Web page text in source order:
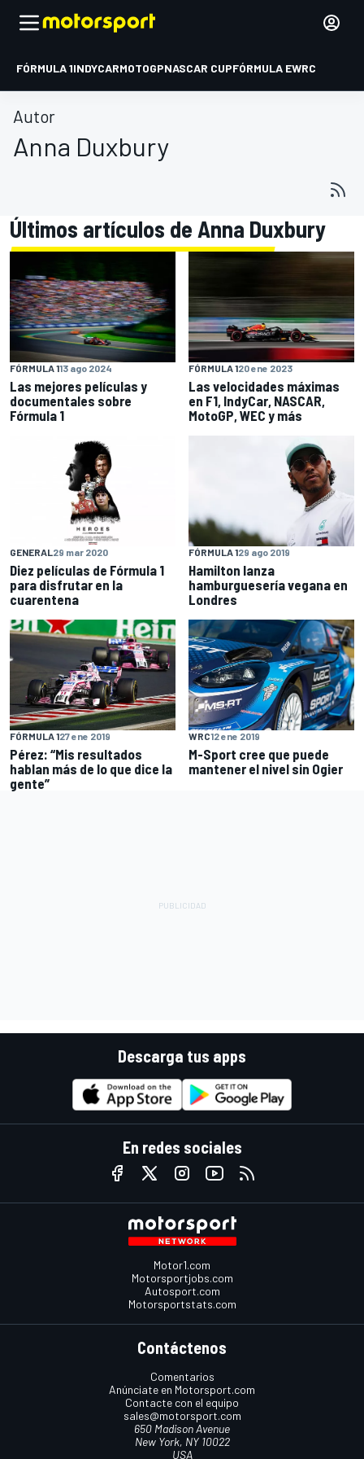
FÓRMULA 1INDYCARMOTOGPNASCAR CUPFÓRMULA EWRC
Autor
Anna Duxbury
Últimos artículos de Anna Duxbury
FÓRMULA 113 ago 2024
Las mejores películas y
documentales sobre
Fórmula 1
FÓRMULA 120 ene 2023
Las velocidades máximas
en F1, IndyCar, NASCAR,
MotoGP, WEC y más
GENERAL 29 mar 2020
Diez películas de Fórmula 1
para disfrutar en la
cuarentena
FÓRMULA 129 ago 2019
Hamilton lanza
hamburguesería vegana en
Londres
FÓRMULA 127 ene 2019
Pérez: “Mis resultados
hablan más de lo que dice la
gente”
WRC12 ene 2019
M-Sport cree que puede
mantener el nivel sin Ogier
Descarga tus apps
En redes sociales
Motor1.com
Motorsportjobs.com
Autosport.com
Motorsportstats.com
Contáctenos
Comentarios
Anúnciate en Motorsport.com
Contacte con el equipo
sales@motorsport.com
650 Madison Avenue
New York, NY 10022
USA